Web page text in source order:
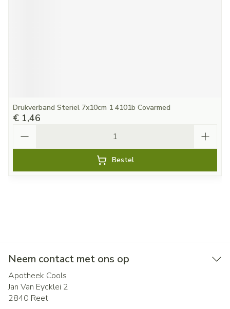
Drukverband Steriel 7x10cm 1 4101b Covarmed
€ 1,46
Bestel
Neem contact met ons op
Apotheek Cools
Jan Van Eycklei 2
2840 Reet